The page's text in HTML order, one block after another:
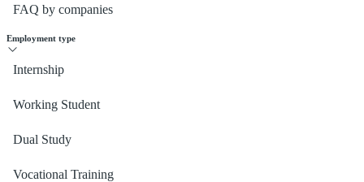
FAQ by companies
Employment type
Internship
Working Student
Dual Study
Vocational Training